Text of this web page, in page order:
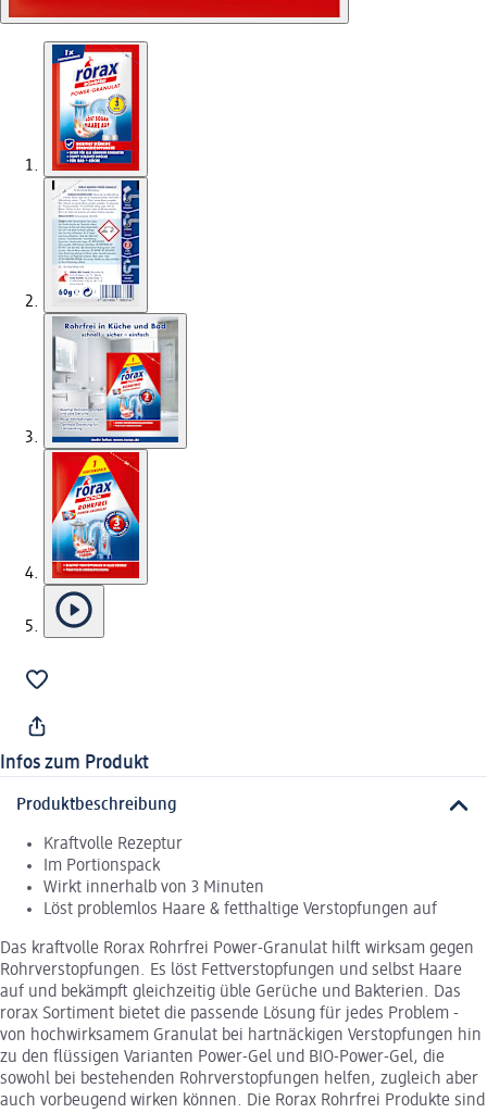
Infos zum Produkt
Produktbeschreibung
Kraftvolle Rezeptur
Im Portionspack
Wirkt innerhalb von 3 Minuten
Löst problemlos Haare & fetthaltige Verstopfungen auf
Das kraftvolle Rorax Rohrfrei Power-Granulat hilft wirksam gegen
Rohrverstopfungen. Es löst Fettverstopfungen und selbst Haare
auf und bekämpft gleichzeitig üble Gerüche und Bakterien. Das
rorax Sortiment bietet die passende Lösung für jedes Problem -
von hochwirksamem Granulat bei hartnäckigen Verstopfungen hin
zu den flüssigen Varianten Power-Gel und BIO-Power-Gel, die
sowohl bei bestehenden Rohrverstopfungen helfen, zugleich aber
auch vorbeugend wirken können. Die Rorax Rohrfrei Produkte sind